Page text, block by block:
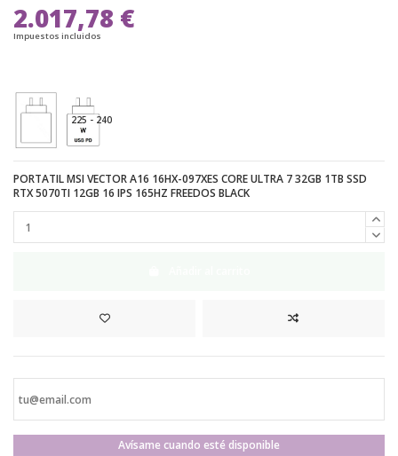
2.017,78 €
Impuestos incluidos
225 - 240
PORTATIL MSI VECTOR A16 16HX-097XES CORE ULTRA 7 32GB 1TB SSD
RTX 5070TI 12GB 16 IPS 165HZ FREEDOS BLACK
Avísame cuando esté disponible